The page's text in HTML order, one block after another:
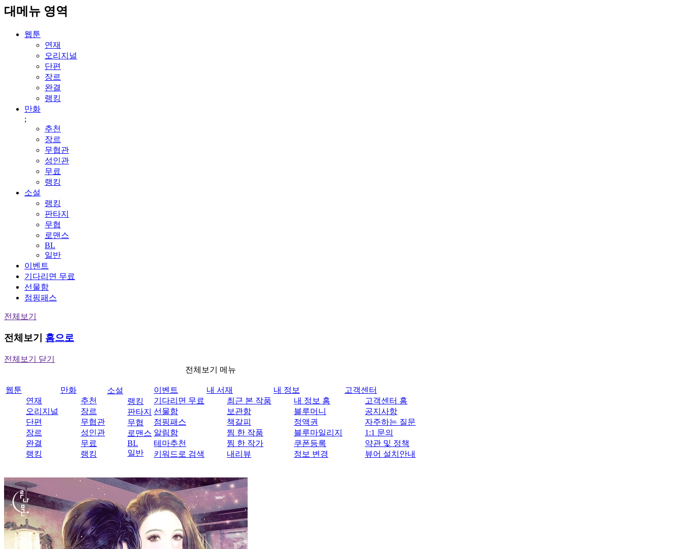
대메뉴 영역
웹툰
연재
오리지널
단편
장르
완결
랭킹
만화
;
추천
장르
무협관
성인관
무료
랭킹
소설
랭킹
판타지
무협
로맨스
BL
일반
이벤트
기다리면 무료
선물함
점핑패스
전체보기
전체보기 홈으로
전체보기 닫기
전체보기 메뉴
웹툰
연재
오리지널
단편
장르
완결
랭킹
만화
추천
장르
무협관
성인관
무료
랭킹
소설
랭킹
판타지
무협
로맨스
BL
일반
이벤트
기다리면 무료
선물함
점핑패스
알림함
테마추천
키워드로 검색
내 서재
최근 본 작품
보관함
책갈피
찜 한 작품
찜 한 작가
내리뷰
내 정보
내 정보 홈
블루머니
정액권
블루마일리지
쿠폰등록
정보 변경
고객센터
고객센터 홈
공지사항
자주하는 질문
1:1 문의
약관 및 정책
뷰어 설치안내